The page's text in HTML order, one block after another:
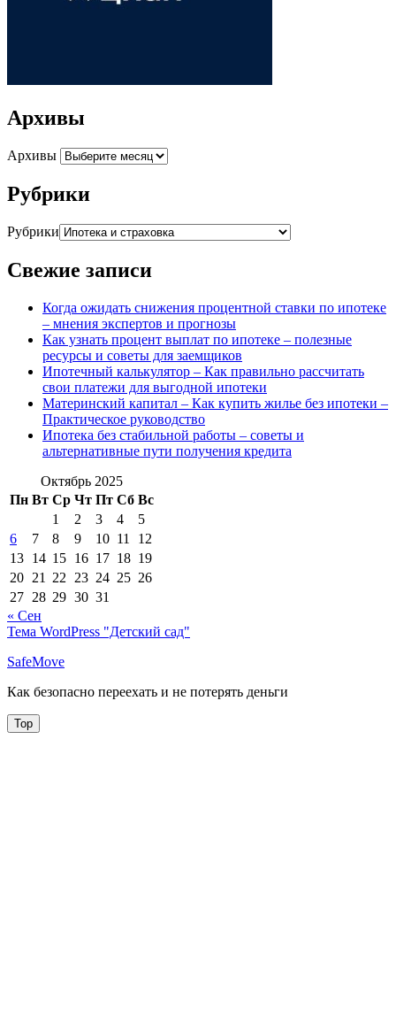
Архивы
Архивы
Рубрики
Рубрики
Свежие записи
Когда ожидать снижения процентной ставки по ипотеке
– мнения экспертов и прогнозы
Как узнать процент выплат по ипотеке – полезные
ресурсы и советы для заемщиков
Ипотечный калькулятор – Как правильно рассчитать
свои платежи для выгодной ипотеки
Материнский капитал – Как купить жилье без ипотеки –
Практическое руководство
Ипотека без стабильной работы – советы и
альтернативные пути получения кредита
Октябрь 2025
Пн Вт Ср Чт Пт Сб Вс
1
2 3 4
5
6
7 8 9 10 11
12
13 14 15 16 17 18 19
20 21 22 23 24 25 26
27 28 29 30 31
« Сен
Тема WordPress "Детский сад"
SafeMove
Как безопасно переехать и не потерять деньги
Top